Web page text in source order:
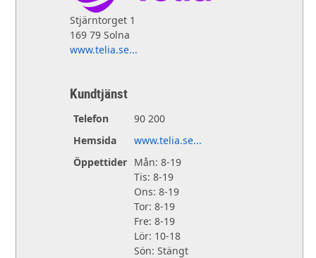
Stjärntorget 1
169 79 Solna
www.telia.se...
Kundtjänst
Telefon
90 200
Hemsida
www.telia.se...
Öppettider Mån: 8-19
Tis: 8-19
Ons: 8-19
Tor: 8-19
Fre: 8-19
Lör: 10-18
Sön: Stängt